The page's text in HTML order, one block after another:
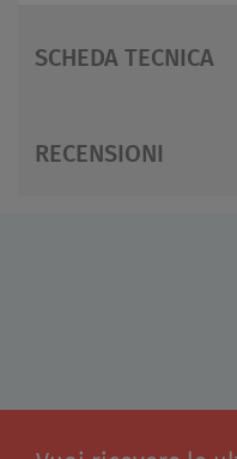
SCHEDA TECNICA
RECENSIONI